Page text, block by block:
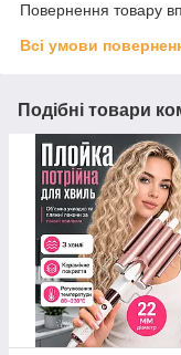
Повернення товару
Всі умови
Подібні товари